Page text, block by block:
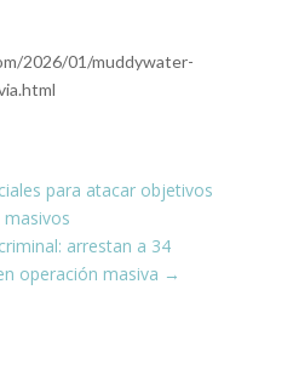
2026/01/muddywater-
para atacar objetivos
masivos
arrestan a 34
operación masiva →